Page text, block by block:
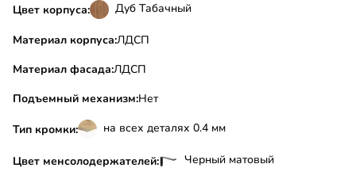
Цвет корпуса: Дуб Табачный
Материал корпуса:ЛДСП
Материал фасада:ЛДСП
Подъемный механизм:Нет
Тип кромки: на всех деталях 0.4 мм
Цвет менсолодержателей: Черный матовый